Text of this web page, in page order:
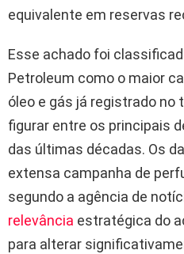
equivalente em reservas
Esse achado foi
Petroleum como o maior
óleo e gás já registrado no
figurar entre os principais
das últimas décadas. Os
extensa campanha de
segundo a agência de
relevância estratégica do
para alterar